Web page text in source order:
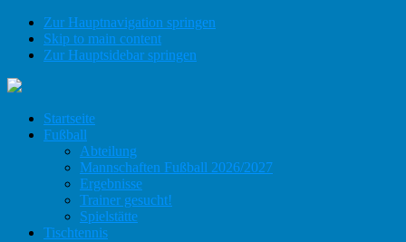
Zur Hauptnavigation springen
Skip to main content
Zur Hauptsidebar springen
Startseite
Fußball
Abteilung
Mannschaften Fußball 2026/2027
Ergebnisse
Trainer gesucht!
Spielstätte
Tischtennis